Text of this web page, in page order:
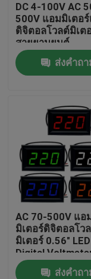
หน้าแรก
เกี่ยวกับเรา
ทัวร์โรงงาน
การควบคุมคุณภ
ติดต่อเรา
DC 4-100V AC
500V แอมมิเตอ
ดิจิตอลโวลต์มิเต
สายยานยนต์
ส่งคำถา
AC 70-500V แอ
มิเตอร์ดิจิตอลโว
มิเตอร์ 0.56" LED
Digital
ส่งคำถา